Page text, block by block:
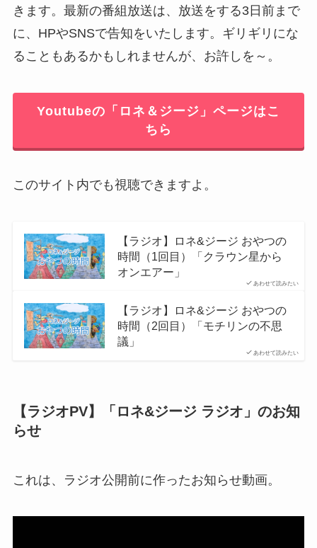
きます。最新の番組放送は、放送をする3日前まで
に、HPやSNSで告知をいたします。ギリギリにな
ることもあるかもしれませんが、お許しを～。
Youtubeの「ロネ＆ジージ」ページはこ
ちら
このサイト内でも視聴できますよ。
あわせて読みたい
【ラジオ】ロネ&ジージ おやつの
時間（1回目）「クラウン星から
オンエアー」
あわせて読みたい
【ラジオ】ロネ&ジージ おやつの
時間（2回目）「モチリンの不思
議」
【ラジオPV】「ロネ&ジージ ラジオ」のお知
らせ
これは、ラジオ公開前に作ったお知らせ動画。